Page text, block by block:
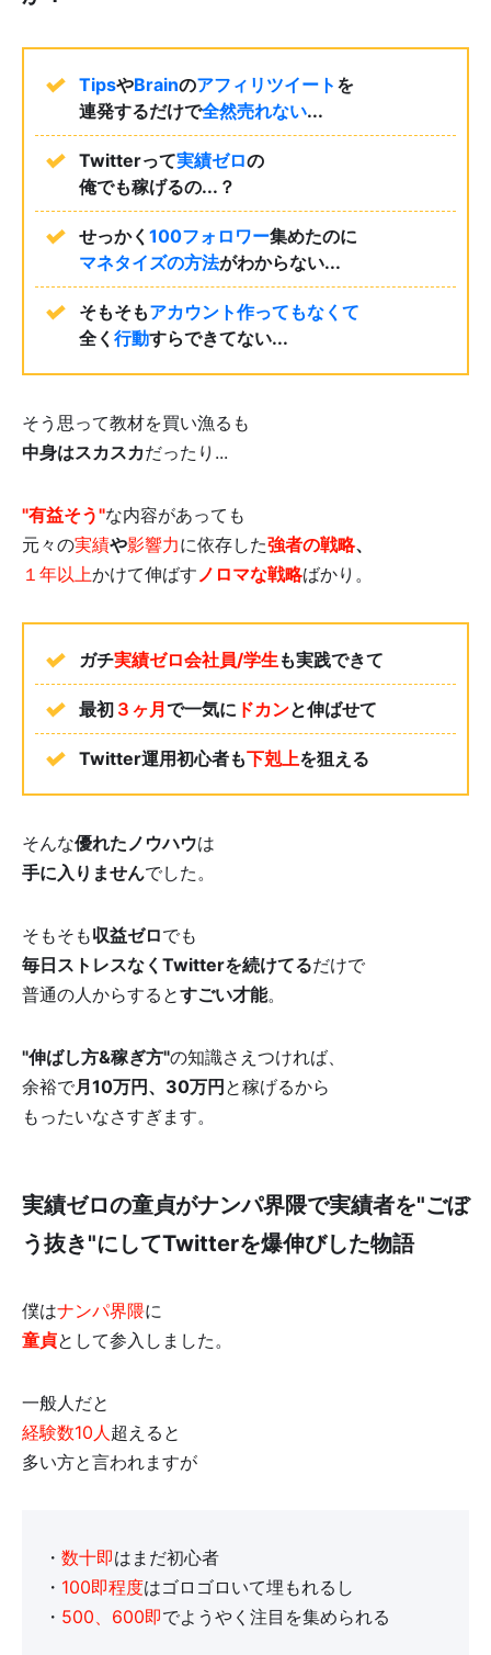
TipsやBrainのアフィリツイート を
連発するだけで全然売れない...
Twitterって実績ゼロの
俺でも稼げるの...？
せっかく 100フォロワー集めたのに
マネタイズの方法がわからない...
そもそもアカウント作ってもなくて
全く 行動すらできてない...
そう思って教材を買い漁るも
中身はスカスカだったり...
"有益そう"な内容があっても
元々の実績や影響力に依存した強者の戦略、
１年以上かけて伸ばすノロマな戦略ばかり。
ガチ実績ゼロ会社員/学生も実践できて
最初 ３ヶ月 で一気に ドカンと伸ばせて
Twitter運用初心者も下剋上を狙える🔥
そんな優れたノウハウは
手に入りませんでした。
そもそも収益ゼロでも
毎日ストレスなくTwitterを続けてるだけで
普通の人からするとすごい才能。
"伸ばし方&稼ぎ方"の知識さえつければ、
余裕で月10万円、30万円 と稼げるから
もったいなさすぎます。
実績ゼロの童貞がナンパ界隈で実績者を"ごぼ
う抜き"にしてTwitterを爆伸びした物語
僕はナンパ界隈に
童貞として参入しました。
一般人だと
経験数10人超えると
多い方と言われますが
・ 数十即はまだ初心者
・ 100即程度はゴロゴロいて埋もれるし
・ 500、600即でようやく注目を集められる